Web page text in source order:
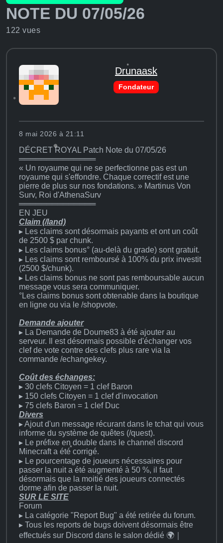
NOTE DU 07/05/26
122 vues
Drunaask
Fondateur
8 mai 2026 à 21:11
DÉCRET ROYAL Patch Note du 07/05/26
══════════════
« Un royaume qui ne se perfectionne pas est un
royaume qui s'effondre. Chaque correctif est une
pierre de plus sur nos fondations. » Martinus Von
Surv, Roi d'AthenaSurv
══════════════
EN JEU
Claim (/land)
▸ Les claims sont désormais payants et ont un coût
de 2500 $ par chunk.
▸ Les claims bonus° (au-delà du grade) sont gratuit.
▸ Les claims sont remboursé à 100% du prix investit
(2500 $/chunk).
▸ Les claims bonus ne sont pas remboursable aucun
message vous sera communiquer.
°Les claims bonus sont obtenable dans la boutique
en ligne ou via le /shopvote.
Demande ajouter
▸ La Demande de Doume83 à été ajouter au
serveur. Il est désormais possible d'échanger vos
clef de vote contre des clefs plus rare via la
commande /echangekey.
Coût des échanges:
▸ 30 clefs Citoyen = 1 clef Baron
▸ 150 clefs Citoyen = 1 clef d'invocation
▸ 75 clefs Baron = 1 clef Duc
Divers
▸ Ajout d'un message récurant dans le tchat qui vous
informe du système de quêtes (/quest).
▸ Le préfixe en double dans le channel discord
Minecraft a été corrigé.
▸ Le pourcentage de joueurs nécessaires pour
passer la nuit a été augmenté à 50 %, il faut
désormais que la moitié des joueurs connectés
dorme afin de passer la nuit.
SUR LE SITE
Forum
▸ La catégorie "Report Bug" a été retirée du forum.
▸ Tous les reports de bugs doivent désormais être
effectués sur Discord dans le salon dédié ⁠🌍｜